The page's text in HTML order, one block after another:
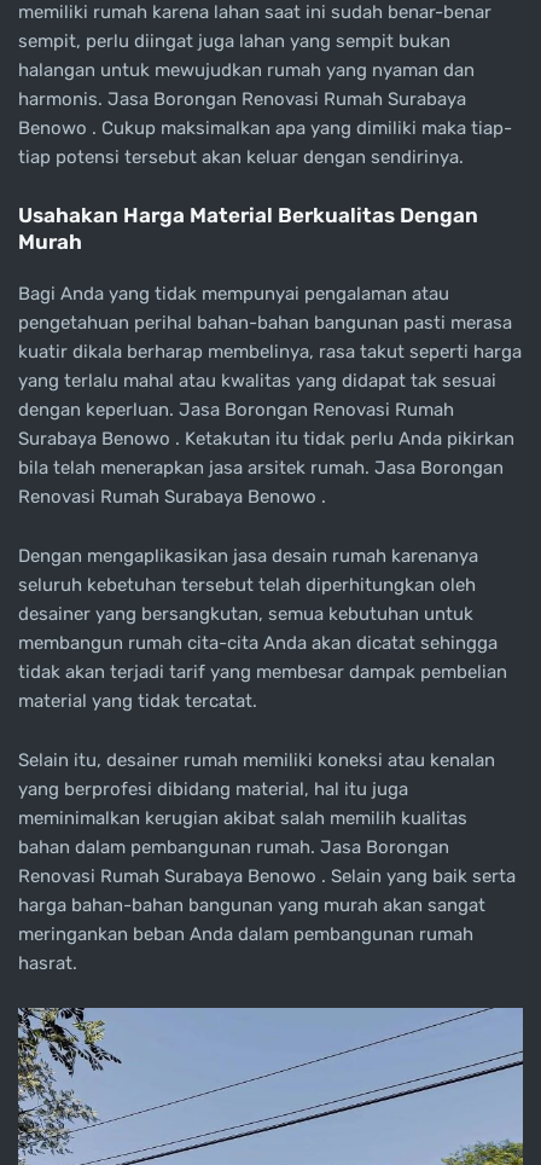
memiliki rumah karena lahan saat ini sudah benar-benar
sempit, perlu diingat juga lahan yang sempit bukan
halangan untuk mewujudkan rumah yang nyaman dan
harmonis. Jasa Borongan Renovasi Rumah Surabaya
Benowo . Cukup maksimalkan apa yang dimiliki maka tiap-
tiap potensi tersebut akan keluar dengan sendirinya.
Usahakan Harga Material Berkualitas Dengan
Murah
Bagi Anda yang tidak mempunyai pengalaman atau
pengetahuan perihal bahan-bahan bangunan pasti merasa
kuatir dikala berharap membelinya, rasa takut seperti harga
yang terlalu mahal atau kwalitas yang didapat tak sesuai
dengan keperluan. Jasa Borongan Renovasi Rumah
Surabaya Benowo . Ketakutan itu tidak perlu Anda pikirkan
bila telah menerapkan jasa arsitek rumah. Jasa Borongan
Renovasi Rumah Surabaya Benowo .
Dengan mengaplikasikan jasa desain rumah karenanya
seluruh kebetuhan tersebut telah diperhitungkan oleh
desainer yang bersangkutan, semua kebutuhan untuk
membangun rumah cita-cita Anda akan dicatat sehingga
tidak akan terjadi tarif yang membesar dampak pembelian
material yang tidak tercatat.
Selain itu, desainer rumah memiliki koneksi atau kenalan
yang berprofesi dibidang material, hal itu juga
meminimalkan kerugian akibat salah memilih kualitas
bahan dalam pembangunan rumah. Jasa Borongan
Renovasi Rumah Surabaya Benowo . Selain yang baik serta
harga bahan-bahan bangunan yang murah akan sangat
meringankan beban Anda dalam pembangunan rumah
hasrat.